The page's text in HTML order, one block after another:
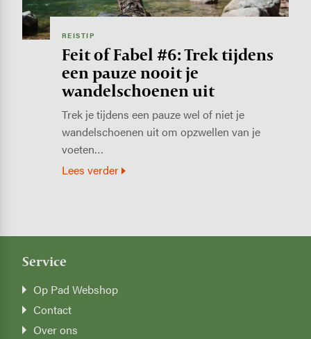
REISTIP
Feit of Fabel #6: Trek tijdens
een pauze nooit je
wandelschoenen uit
Trek je tijdens een pauze wel of niet je
wandelschoenen uit om opzwellen van je
voeten…
Lees verder
Service
Op Pad Webshop
Contact
Over ons